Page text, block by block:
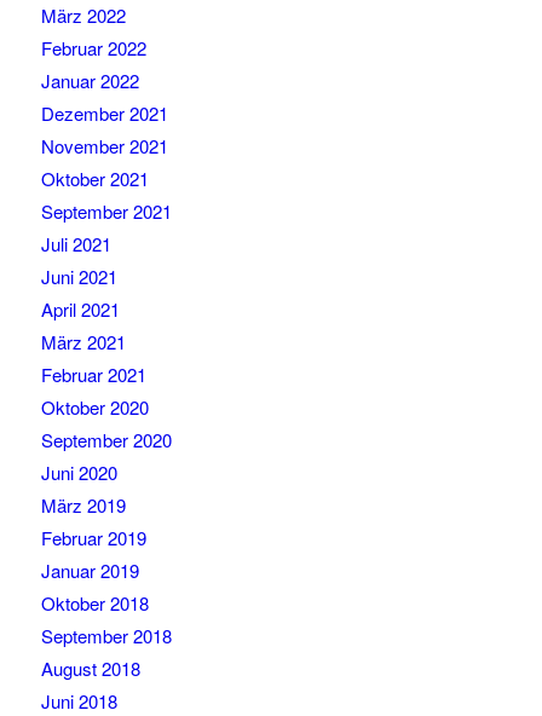
März 2022
Februar 2022
Januar 2022
Dezember 2021
November 2021
Oktober 2021
September 2021
Juli 2021
Juni 2021
April 2021
März 2021
Februar 2021
Oktober 2020
September 2020
Juni 2020
März 2019
Februar 2019
Januar 2019
Oktober 2018
September 2018
August 2018
Juni 2018